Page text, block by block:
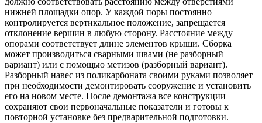
нижней площадки опор. У каждой поры постоянно
контролируется вертикальное положение, запрещается
отклонение вершин в любую сторону. Расстояние между
опорами соответствует длине элементов крыши. Сборка
может производиться сварными швами (не разборный
вариант) или с помощью метизов (разборный вариант).
Разборный навес из поликарбоната своими руками позволяет
при необходимости демонтировать сооружение и установить
его на новом месте. После демонтажа все конструкции
сохраняют свои первоначальные показатели и готовы к
повторной установке без предварительной подготовки.